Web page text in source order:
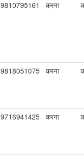
9810795161 करना
9818051075 करना
9716941425 करना